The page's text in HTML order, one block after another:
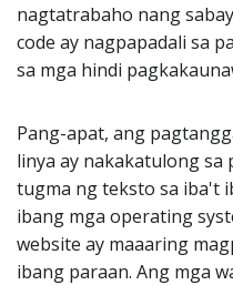
nagtatrabaho nang
code ay nagpapadali sa
sa mga hindi
Pang-apat, ang
linya ay nakakatulong
tugma ng teksto sa iba't
ibang mga operating
website ay maaaring
ibang paraan. Ang mga